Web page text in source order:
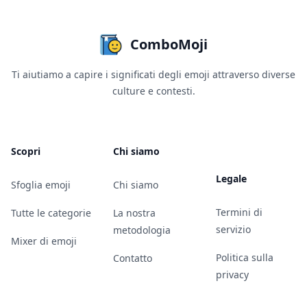
ComboMoji
Ti aiutiamo a capire i significati degli emoji attraverso diverse
culture e contesti.
Scopri
Sfoglia emoji
Tutte le categorie
Mixer di emoji
Chi siamo
Chi siamo
La nostra
metodologia
Contatto
Legale
Termini di
servizio
Politica sulla
privacy